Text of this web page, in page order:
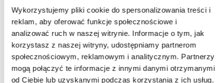
Wykorzystujemy pliki cookie do spersonalizowania treści i
reklam, aby oferować funkcje społecznościowe i
analizować ruch w naszej witrynie. Informacje o tym, jak
korzystasz z naszej witryny, udostępniamy partnerom
społecznościowym, reklamowym i analitycznym. Partnerzy
mogą połączyć te informacje z innymi danymi otrzymanymi
od Ciebie lub uzyskanymi podczas korzystania z ich usług.